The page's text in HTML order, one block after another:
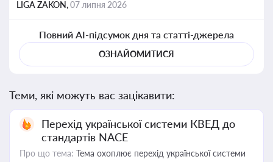
LIGA ZAKON,07 липня 2026
Повний AI-підсумок дня та статті-джерела
ОЗНАЙОМИТИСЯ
Теми, які можуть вас зацікавити:
Перехід української системи КВЕД до
стандартів NACE
Про що тема: Тема охоплює перехід української системи